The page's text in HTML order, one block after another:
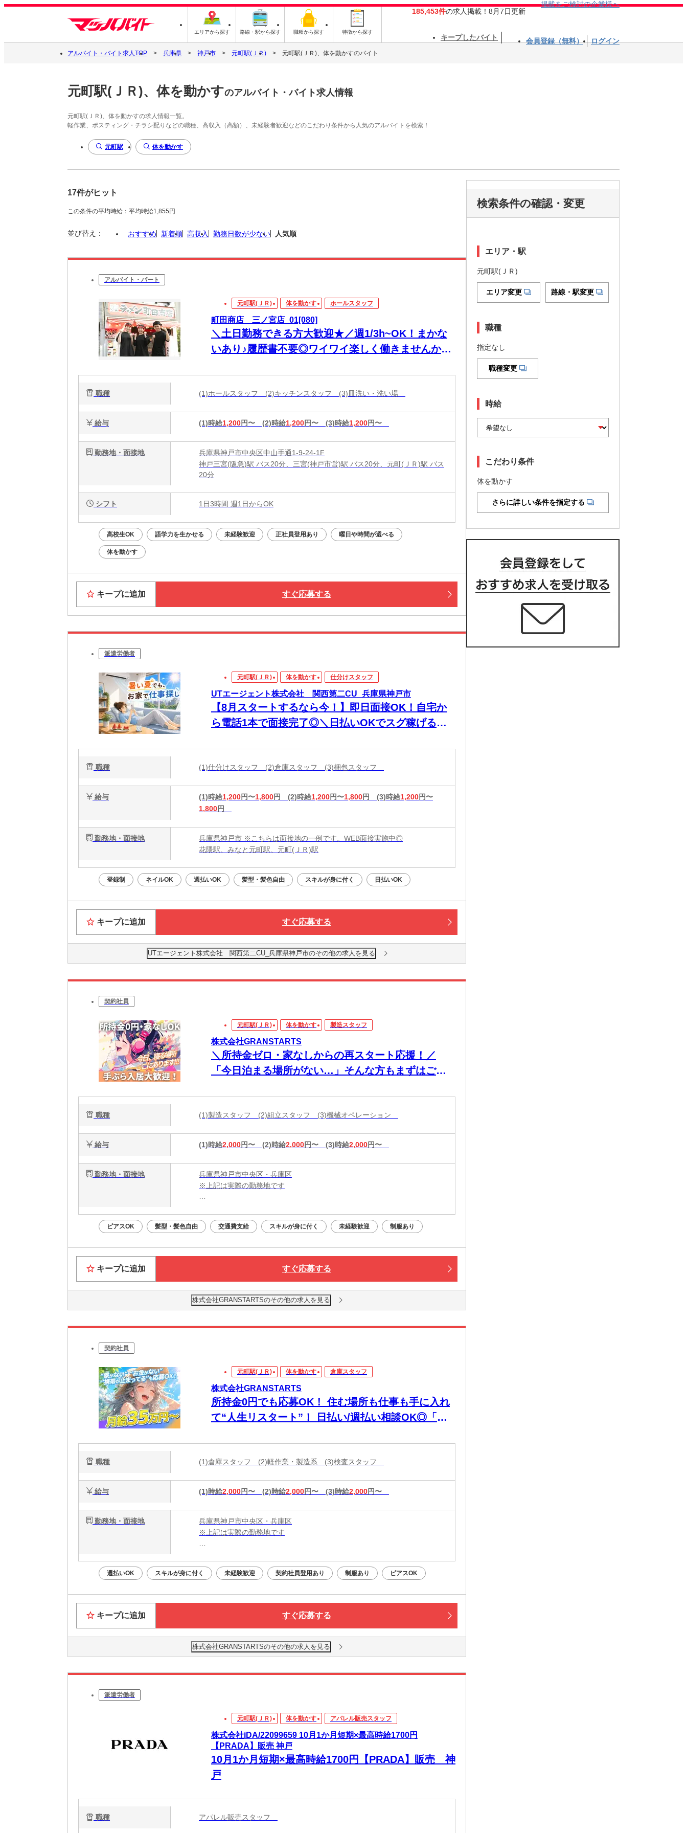
エリアから探す 路線・駅から探す 職種から探す 特徴から探す
185,453件の求人掲載！8月7日更新
掲載をご検討の企業様へ
キープしたバイト 会員登録（無料） ログイン
アルバイト・バイト求人TOP 兵庫県 神戸市 元町駅(ＪＲ) 元町駅(ＪＲ)、体を動かすのバイト
元町駅(ＪＲ)、体を動かすのアルバイト・バイト求人情報
元町駅(ＪＲ)、体を動かすの求人情報一覧。
軽作業、ポスティング・チラシ配りなどの職種、高収入（高額）、未経験者歓迎などのこだわり条件から人気のアルバイトを検索！
元町駅 体を動かす
17件がヒット
この条件の平均時給：平均時給1,855円
並び替え： おすすめ 新着順 高収入 勤務日数が少ない 人気順
アルバイト・パート
元町駅(ＪＲ) 体を動かす ホールスタッフ
町田商店 三ノ宮店_01[080]
＼土日勤務できる方大歓迎★／週1/3h~OK！まかな
いあり♪履歴書不要◎ワイワイ楽しく働きませんか？
職種 (1)ホールスタッフ (2)キッチンスタッフ (3)皿洗い・洗い場
給与 (1)時給1,200円〜 (2)時給1,200円〜 (3)時給1,200円〜
勤務地・面接地
兵庫県神戸市中央区中山手通1-9-24-1F
神戸三宮(阪急)駅 バス20分、三宮(神戸市営)駅 バス20分、元町(ＪＲ)駅 バス
20分
シフト 1日3時間 週1日からOK
高校生OK 語学力を生かせる 未経験歓迎 正社員登用あり 曜日や時間が選べる
体を動かす
キープに追加 すぐ応募する
派遣労働者
元町駅(ＪＲ) 体を動かす 仕分けスタッフ
UTエージェント株式会社 関西第二CU_兵庫県神戸市
【8月スタートするなら今！】即日面接OK！自宅か
ら電話1本で面接完了◎＼日払いOKでスグ稼げる／
職種 (1)仕分けスタッフ (2)倉庫スタッフ (3)梱包スタッフ
給与 (1)時給1,200円〜1,800円 (2)時給1,200円〜1,800円 (3)時給1,200円〜
1,800円
勤務地・面接地
兵庫県神戸市 ※こちらは面接地の一例です。WEB面接実施中◎
花隈駅、みなと元町駅、元町(ＪＲ)駅
登録制 ネイルOK 週払いOK 髪型・髪色自由 スキルが身に付く 日払いOK
キープに追加 すぐ応募する
UTエージェント株式会社 関西第二CU_兵庫県神戸市のその他の求人を見る
契約社員
元町駅(ＪＲ) 体を動かす 製造スタッフ
株式会社GRANSTARTS
＼所持金ゼロ・家なしからの再スタート応援！／
「今日泊まる場所がない…」そんな方もまずはご相
能◎働く場所も
職種 (1)製造スタッフ (2)組立スタッフ (3)機械オペレーション
給与 (1)時給2,000円〜 (2)時給2,000円〜 (3)時給2,000円〜
勤務地・面接地
兵庫県神戸市中央区・兵庫区
※上記は実際の勤務地です
Web面接・電話面接・対面面接から、ご希望の方法を選べます◎
ピアスOK 髪型・髪色自由 交通費支給 スキルが身に付く 未経験歓迎 制服あり
キープに追加 すぐ応募する
株式会社GRANSTARTSのその他の求人を見る
契約社員
元町駅(ＪＲ) 体を動かす 倉庫スタッフ
株式会社GRANSTARTS
所持金0円でも応募OK！ 住む場所も仕事も手に入れ
て“人生リスタート”！ 日払い/週払い相談OK◎「今
職種 (1)倉庫スタッフ (2)軽作業・製造系 (3)検査スタッフ
給与 (1)時給2,000円〜 (2)時給2,000円〜 (3)時給2,000円〜
勤務地・面接地
兵庫県神戸市中央区・兵庫区
※上記は実際の勤務地です
Web面接・電話面接・対面面接から、ご希望の方法を選べます◎
週払いOK スキルが身に付く 未経験歓迎 契約社員登用あり 制服あり ピアスOK
キープに追加 すぐ応募する
株式会社GRANSTARTSのその他の求人を見る
派遣労働者
元町駅(ＪＲ) 体を動かす アパレル販売スタッフ
株式会社iDA/22099659 10月1か月短期×最高時給1700円
【PRADA】販売 神戸
10月1か月短期×最高時給1700円【PRADA】販売 神
戸
職種 アパレル販売スタッフ
検索条件の確認・変更
エリア・駅
元町駅(ＪＲ)
エリア変更 路線・駅変更
職種
指定なし
職種変更
時給
こだわり条件
体を動かす
さらに詳しい条件を指定する